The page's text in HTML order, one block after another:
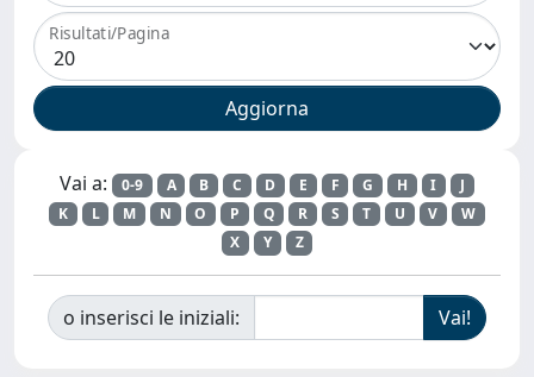
Risultati/Pagina
Vai a: 0-9 A B C D E F G H I
J
K
L M N O P Q R S T U V
W
X
Y Z
o inserisci le iniziali: